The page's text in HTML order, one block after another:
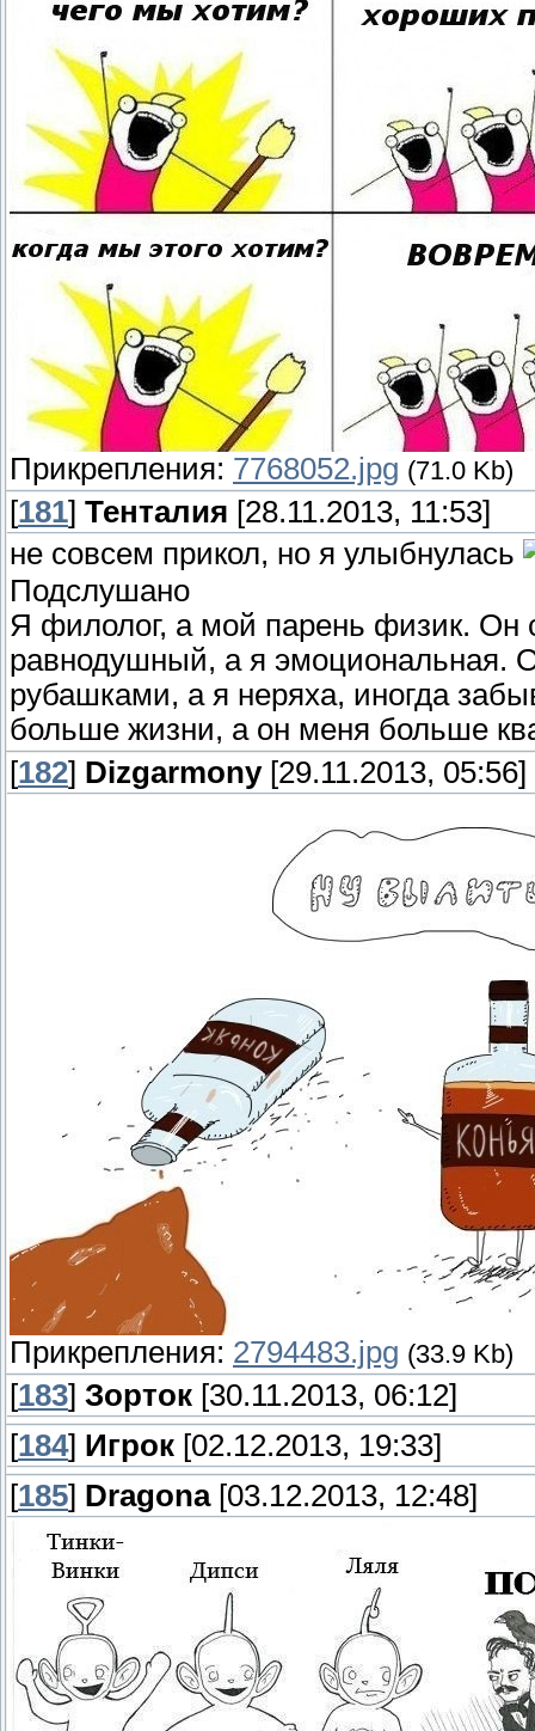
Прикрепления: 7768052.jpg (71.0 Kb)
[181] Тенталия [28.11.2013, 11:53]
не совсем прикол, но я улыбнулась
Подслушано
Я филолог, а мой парень физик. Он
равнодушный, а я эмоциональная.
рубашками, а я неряха, иногда
больше жизни, а он меня больше
[182] Dizgarmony[29.11.2013, 05:56]
Прикрепления: 2794483.jpg (33.9 Kb)
[183] Зорток [30.11.2013, 06:12]
[184] Игрок [02.12.2013, 19:33]
[185] Dragona[03.12.2013, 12:48]